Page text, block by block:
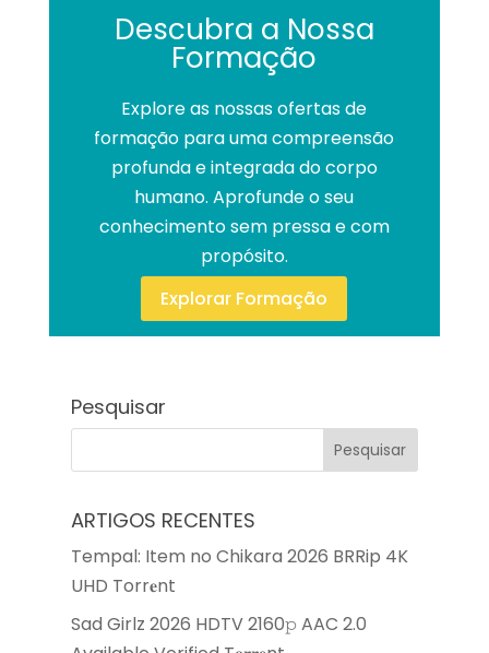
Descubra a Nossa
Formação
Explore as nossas ofertas de
formação para uma compreensão
profunda e integrada do corpo
humano. Aprofunde o seu
conhecimento sem pressa e com
propósito.
Explorar Formação
Pesquisar
ARTIGOS RECENTES
Tempal: Item no Chikara 2026 BRRip 4K
UHD Torr𝐞nt
Sad Girlz 2026 HDTV 2160𝚙 AAC 2.0